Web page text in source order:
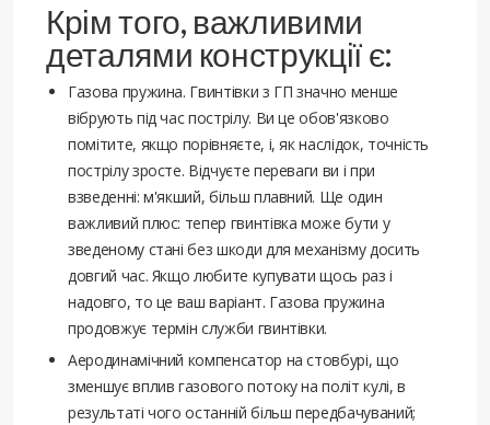
Крім того, важливими
деталями конструкції є:
Газова пружина. Гвинтівки з ГП значно менше
вібрують під час пострілу. Ви це обов'язково
помітите, якщо порівняєте, і, як наслідок, точність
пострілу зросте. Відчуєте переваги ви і при
взведенні: м'якший, більш плавний. Ще один
важливий плюс: тепер гвинтівка може бути у
зведеному стані без шкоди для механізму досить
довгий час. Якщо любите купувати щось раз і
надовго, то це ваш варіант. Газова пружина
продовжує термін служби гвинтівки.
Аеродинамічний компенсатор на стовбурі, що
зменшує вплив газового потоку на політ кулі, в
результаті чого останній більш передбачуваний;